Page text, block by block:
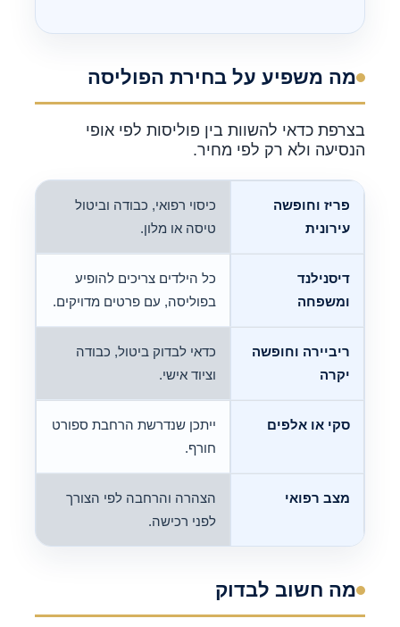
מה משפיע על בחירת הפוליסה
בצרפת כדאי להשוות בין פוליסות לפי אופי
הנסיעה ולא רק לפי מחיר.
פריז וחופשה
עירונית
כיסוי רפואי, כבודה וביטול
טיסה או מלון.
דיסנילנד
ומשפחה
כל הילדים צריכים להופיע
בפוליסה, עם פרטים מדויקים.
ריביירה וחופשה
יקרה
כדאי לבדוק ביטול, כבודה
וציוד אישי.
סקי או אלפים
ייתכן שנדרשת הרחבת ספורט
חורף.
מצב רפואי
הצהרה והרחבה לפי הצורך
לפני רכישה.
מה חשוב לבדוק